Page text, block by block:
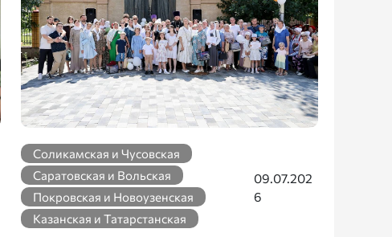
Соликамская и Чусовская
Саратовская и Вольская
Покровская и Новоузенская
Казанская и Татарстанская
09.07.202
6